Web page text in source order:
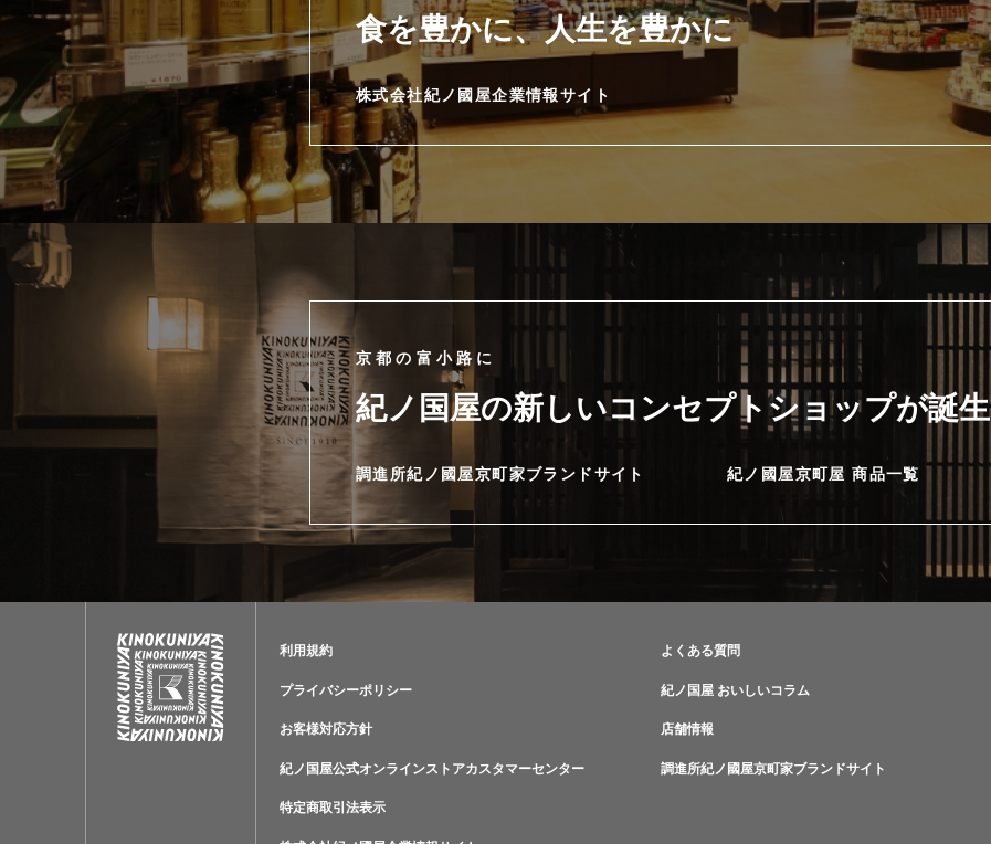
食を豊かに、人生を豊かに
株式会社紀ノ國屋企業情報サイト
京都の富小路に
紀ノ国屋の新しいコンセプトショップが誕生
調進所紀ノ國屋京町家ブランドサイト 紀ノ國屋京町屋 商品一覧
利用規約
プライバシーポリシー
お客様対応方針
紀ノ国屋公式オンラインストアカスタマーセンター
特定商取引法表示
よくある質問
紀ノ国屋 おいしいコラム
店舗情報
調進所紀ノ國屋京町家ブランドサイト